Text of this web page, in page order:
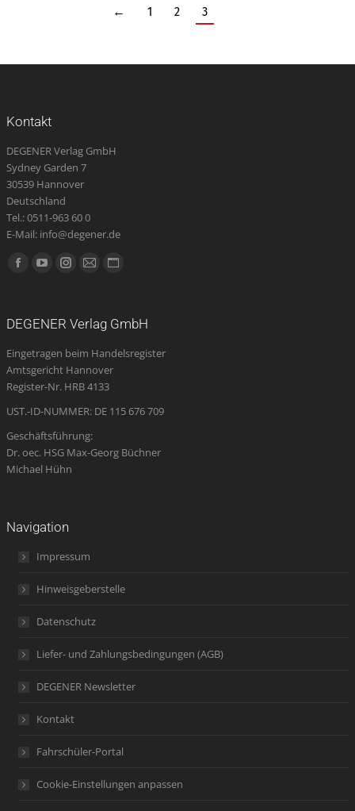
← 1 2 3
Kontakt
DEGENER Verlag GmbH
Sydney Garden 7
30539 Hannover
Deutschland
Tel.: 0511-963 60 0
E-Mail: info@degener.de
Finden Sie uns auf:
Facebook
new
window
YouTube
new
window
Instagram
new
window
E-
opens
in
new
Website
new
DEGENER Verlag GmbH
Eingetragen beim Handelsregister
Amtsgericht Hannover
Register-Nr. HRB 4133
UST.-ID-NUMMER: DE 115 676 709
Geschäftsführung:
Dr. oec. HSG Max-Georg Büchner
Michael Hühn
Navigation
Impressum
Hinweisgeberstelle
Datenschutz
Liefer- und Zahlungsbedingungen (AGB)
DEGENER Newsletter
Kontakt
Fahrschüler-Portal
Cookie-Einstellungen anpassen